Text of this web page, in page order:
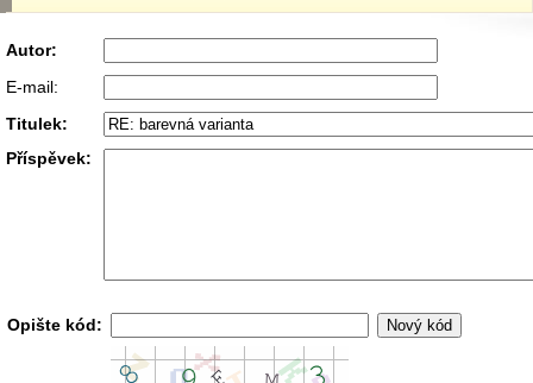
Autor:
E-mail:
Titulek:
Příspěvek:
Opište kód: